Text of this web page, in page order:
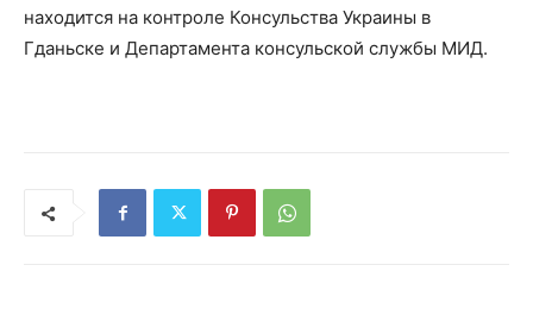
находится на контроле Консульства Украины в
Гданьске и Департамента консульской службы МИД.